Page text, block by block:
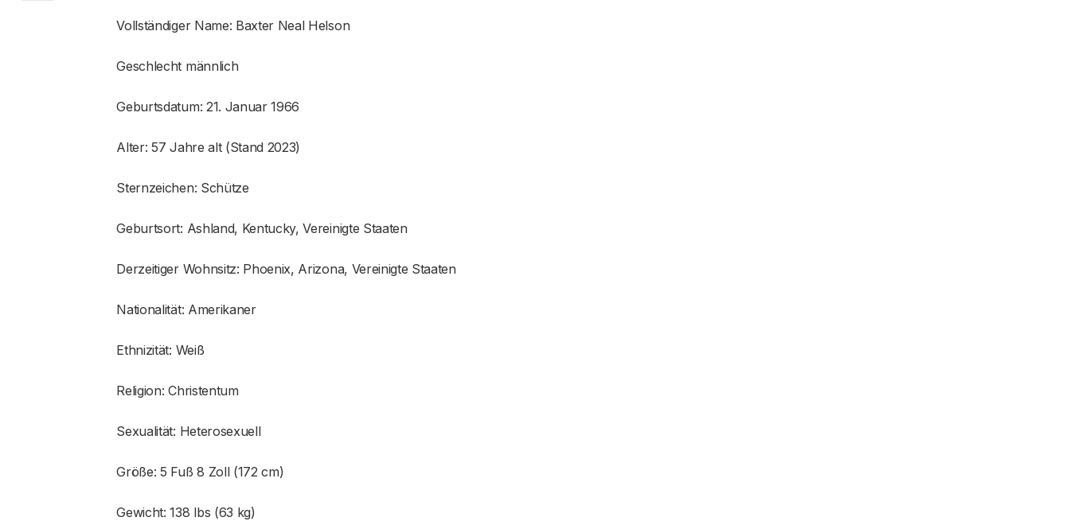
Vollständiger Name: Baxter Neal Helson
Geschlecht männlich
Geburtsdatum: 21. Januar 1966
Alter: 57 Jahre alt (Stand 2023)
Sternzeichen: Schütze
Geburtsort: Ashland, Kentucky, Vereinigte Staaten
Derzeitiger Wohnsitz: Phoenix, Arizona, Vereinigte Staaten
Nationalität: Amerikaner
Ethnizität: Weiß
Religion: Christentum
Sexualität: Heterosexuell
Größe: 5 Fuß 8 Zoll (172 cm)
Gewicht: 138 lbs (63 kg)